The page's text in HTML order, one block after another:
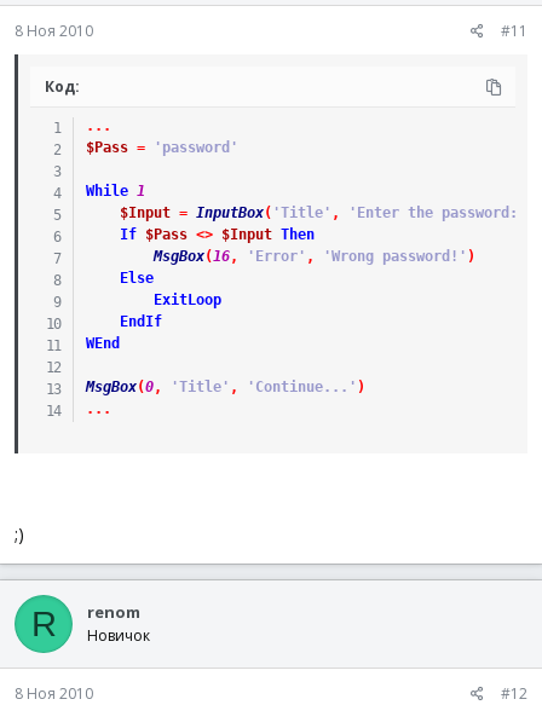
8 Ноя 2010 #11
Код:
. . .
$Pass = 'password'
While 1
$Input = InputBox( 'Title' , 'Enter the password:'
If
$Pass <> $Input Then
MsgBox(16, 'Error' , 'Wrong password!' )
Else
ExitLoop
EndIf
WEnd
MsgBox(0, 'Title' , 'Continue...' )
. . .
;)
R renom
Новичок
8 Ноя 2010 #12